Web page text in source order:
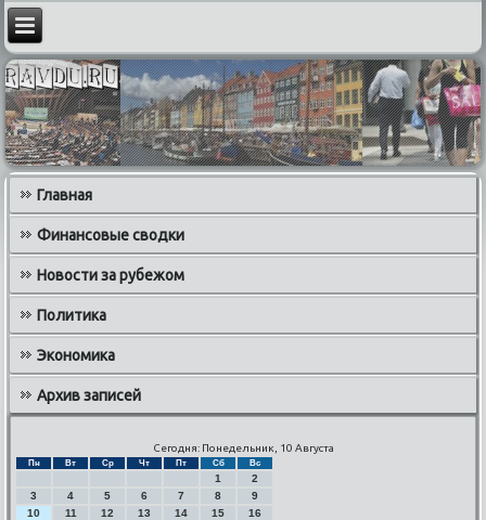
Главная
Финансовые сводки
Новости за рубежом
Политика
Экономика
Архив записей
Сегодня: Понедельник, 10 Августа
Пн Вт Ср Чт Пт Сб Вс
1
2
3
4 5 6 7 8
9
10
11 12 13 14 15
16